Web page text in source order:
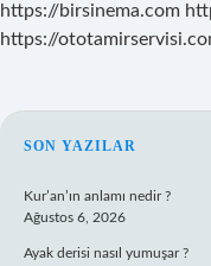
https://birsinema.com
https://
SIDEBAR
SON YAZILAR
Kur’an’ın anlamı nedir ?
Ağustos 6, 2026
Ayak derisi nasıl yumuşar ?